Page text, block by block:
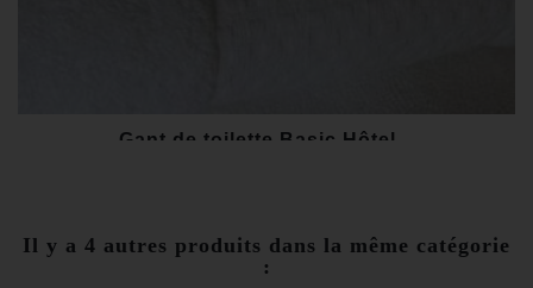
Gant de toilette Basic Hôtel...
Il y a 4 autres produits dans la même catégorie
: